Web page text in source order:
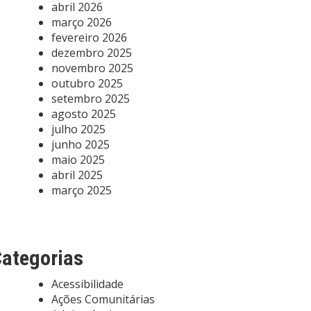
abril 2026
março 2026
fevereiro 2026
dezembro 2025
novembro 2025
outubro 2025
setembro 2025
agosto 2025
julho 2025
junho 2025
maio 2025
abril 2025
março 2025
Acessibilidade
Ações Comunitárias